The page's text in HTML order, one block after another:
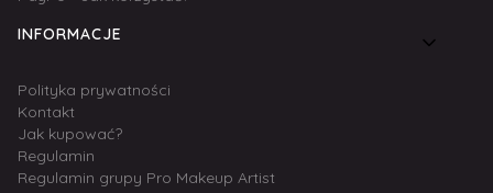
INFORMACJE
Polityka prywatności
Kontakt
Jak kupować?
Regulamin
Regulamin grupy Pro Makeup Artist